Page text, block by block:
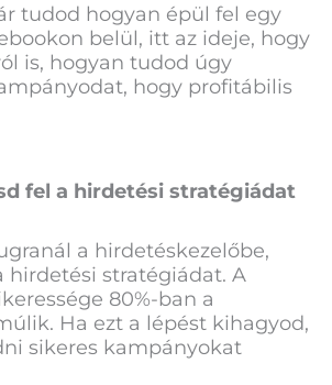
tudod hogyan épül fel egy
belül, itt az ideje, hogy
is, hogyan tudod úgy
hogy profitábilis
fel a hirdetési stratégiádat
a hirdetéskezelőbe,
hirdetési stratégiádat. A
80%-ban a
Ha ezt a lépést kihagyod,
sikeres kampányokat